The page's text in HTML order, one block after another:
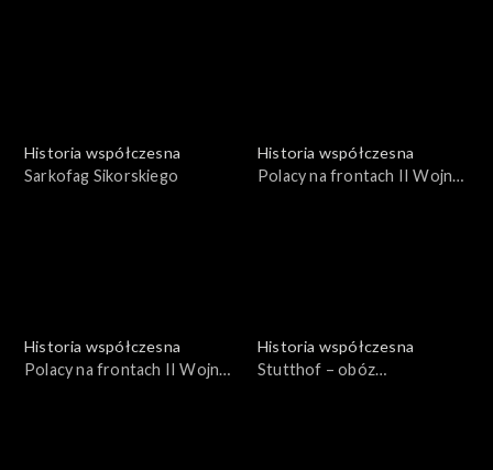
Historia współczesna
Sarkofag Sikorskiego
Historia współczesna
Polacy na frontach II Wojny
Historia współczesna
Polacy na frontach II Wojny
Historia współczesna
Stutthof – obóz